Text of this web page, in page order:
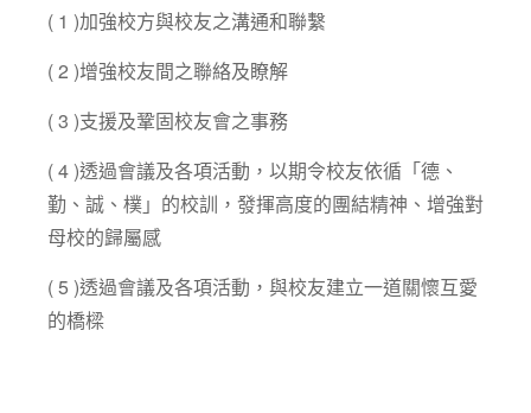
( 1 )加強校方與校友之溝通和聯繫
( 2 )增強校友間之聯絡及瞭解
( 3 )支援及鞏固校友會之事務
( 4 )透過會議及各項活動，以期令校友依循「德、
勤、誠、樸」的校訓，發揮高度的團結精神、增強對
母校的歸屬感
( 5 )透過會議及各項活動，與校友建立一道關懷互愛
的橋樑